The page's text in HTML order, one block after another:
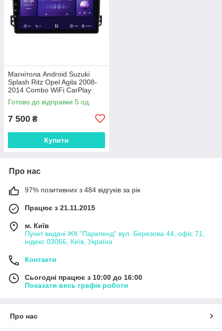
Магнітола Android Suzuki
Splash Ritz Opel Agila 2008-
2014 Combo WiFi CarPlay
2/32 4 ядра
Готово до відправки 5 од.
7 500 ₴
Купити
Про нас
97% позитивних з 484 відгуків за рік
Працює з 21.11.2015
м. Київ
Пункт видачі ЖК "Паркленд" вул. Березова 44, офіс 71,
індекс 03066, Київ, Україна
Контакти
Сьогодні працює з 10:00 до 16:00
Показати весь графік роботи
Про нас